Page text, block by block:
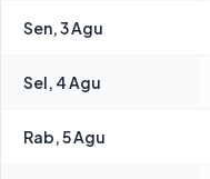
Sen, 3 Agu
Sel, 4 Agu
Rab, 5 Agu